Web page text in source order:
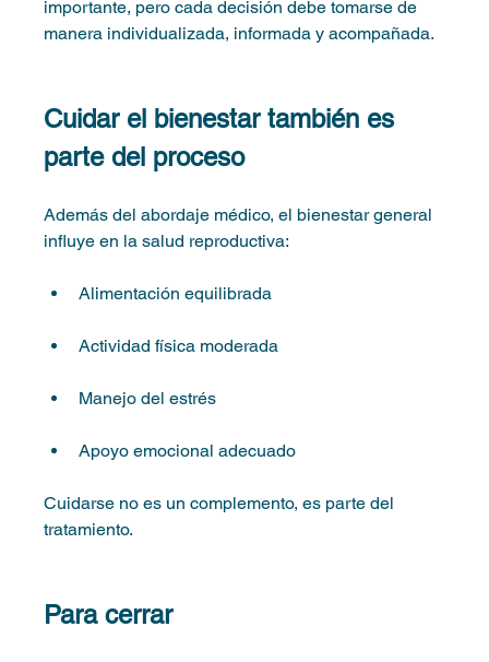
importante, pero cada decisión debe tomarse de
manera individualizada, informada y acompañada.
Cuidar el bienestar también es
parte del proceso
Además del abordaje médico, el bienestar general
influye en la salud reproductiva:
Alimentación equilibrada
Actividad física moderada
Manejo del estrés
Apoyo emocional adecuado
Cuidarse no es un complemento, es parte del
tratamiento.
Para cerrar